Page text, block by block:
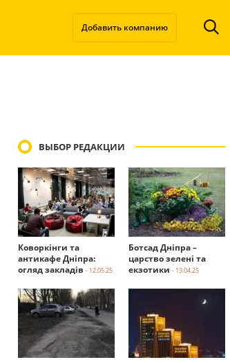
Добавить компанию
ВЫБОР РЕДАКЦИИ
Коворкінги та
антикафе Дніпра:
огляд закладів - 12.05.25
Ботсад Дніпра –
царство зелені та
екзотики - 13.04.25